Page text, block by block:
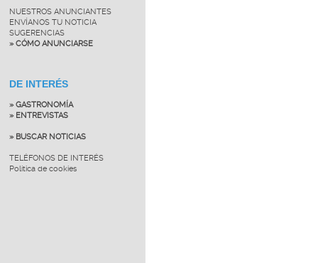
NUESTROS ANUNCIANTES
ENVÍANOS TU NOTICIA
SUGERENCIAS
» CÓMO ANUNCIARSE
DE INTERÉS
» GASTRONOMÍA
» ENTREVISTAS
» BUSCAR NOTICIAS
TELÉFONOS DE INTERÉS
Política de cookies